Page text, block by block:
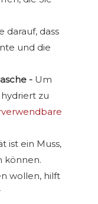
darauf, dass
und die
- Um
zu
ist ein Muss,
können.
wollen, hilft